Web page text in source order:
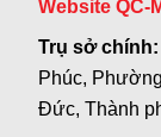
Website QC-
Trụ sở chính:
Phúc,
Đức, Thành